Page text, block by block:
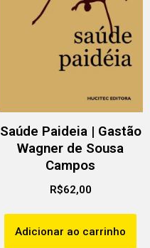
Saúde Paideia | Gastão
Wagner de Sousa
Campos
R$62,00
Adicionar ao carrinho